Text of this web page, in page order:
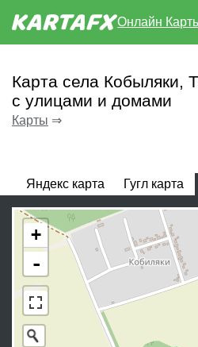
Онлайн
Карта села Кобыляки,
с улицами и домами
Карты ⇒
Яндекс карта Гугл карта
+
-